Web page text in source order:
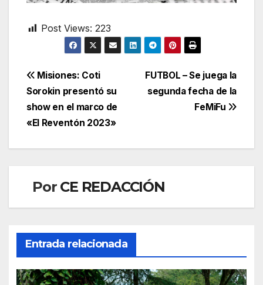
Post Views: 223
Navegación
de
entradas
FUTBOL – Se juega la
segunda fecha de la
FeMiFu
Misiones: Coti
Sorokin presentó su
show en el marco de
«El Reventón 2023»
Por CE REDACCIÓN
Entrada relacionada